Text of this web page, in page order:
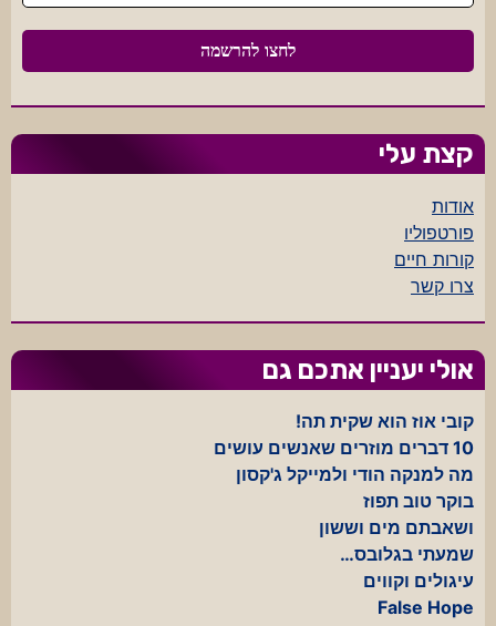
קצת עלי
אודות
פורטפוליו
קורות חיים
צרו קשר
אולי יעניין אתכם גם
קובי אוז הוא שקית תה!
10 דברים מוזרים שאנשים עושים
מה למנקה הודי ולמייקל ג'קסון
בוקר טוב תפוז
ושאבתם מים וששון
שמעתי בגלובס…
עיגולים וקווים
False Hope